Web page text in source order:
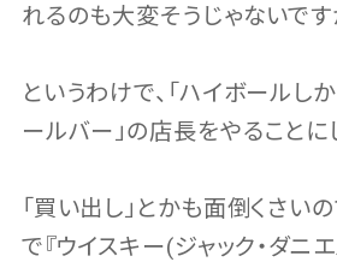
れるのも大変そうじゃないです
というわけで、「ハイボールし
ールバー」の店長をやることに
「買い出し」とかも面倒くさい
で『ウイスキー(ジャック・ダニエ